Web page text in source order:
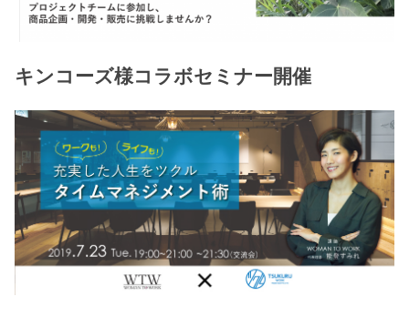
キンコーズ様コラボセミナー開催